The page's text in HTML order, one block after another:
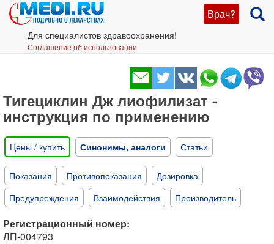
Врач?
Для специалистов здравоохранения!
Соглашение об использовании
Тигециклин Дж лиофилизат -
инструкция по применению
Цены / купить Синонимы, аналоги Статьи
Показания Противопоказания
Дозировка
Предупреждения
Взаимодействия Производитель
Регистрационный номер:
ЛП-004793